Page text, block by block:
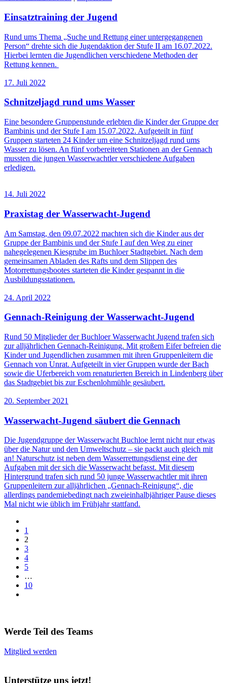
Einsatztraining der Jugend
Rund ums Thema „Suche und Rettung einer untergegangenen
Person“ drehte sich die Jugendaktion der Stufe II am 16.07.2022.
Hierbei lernten die Jugendlichen verschiedene Methoden der
Rettung kennen.
17. Juli 2022
Schnitzeljagd rund ums Wasser
Eine besondere Gruppenstunde erlebten die Kinder der Gruppe der
Bambinis und der Stufe I am 15.07.2022. Aufgeteilt in fünf
Gruppen starteten 24 Kinder um eine Schnitzeljagd rund ums
Wasser zu lösen. An fünf vorbereiteten Stationen an der Gennach
mussten die jungen Wasserwachtler verschiedene Aufgaben
erledigen.
14. Juli 2022
Praxistag der Wasserwacht-Jugend
Am Samstag, den 09.07.2022 machten sich die Kinder aus der
Gruppe der Bambinis und der Stufe I auf den Weg zu einer
nahegelegenen Kiesgrube im Buchloer Stadtgebiet. Nach dem
gemeinsamen Abladen des Rafts und dem Slippen des
Motorrettungsbootes starteten die Kinder gespannt in die
Ausbildungsstationen.
24. April 2022
Gennach-Reinigung der Wasserwacht-Jugend
Rund 50 Mitglieder der Buchloer Wasserwacht Jugend trafen sich
zur alljährlichen Gennach-Reinigung. Mit großem Eifer befreien die
Kinder und Jugendlichen zusammen mit ihren Gruppenleitern die
Gennach von Unrat. Aufgeteilt in vier Gruppen wurde der Bach
sowie die Uferbereich vom renaturierten Bereich in Lindenberg über
das Stadtgebiet bis zur Eschenlohmühle gesäubert.
20. September 2021
Wasserwacht-Jugend säubert die Gennach
Die Jugendgruppe der Wasserwacht Buchloe lernt nicht nur etwas
über die Natur und den Umweltschutz – sie packt auch gleich mit
an! Naturschutz ist neben dem Wasserrettungsdienst eine der
Aufgaben mit der sich die Wasserwacht befasst. Mit diesem
Hintergrund trafen sich rund 50 junge Wasserwachtler mit ihren
Gruppenleitern zur alljährlichen „Gennach-Reinigung“, die
allerdings pandemiebedingt nach zweieinhalbjähriger Pause dieses
Mal nicht wie üblich im Frühjahr stattfand.
1
2
3
4
5
…
10
Werde Teil des Teams
Mitglied werden
Unterstütze uns jetzt!